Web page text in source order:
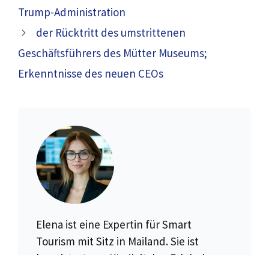
Trump-Administration
der Rücktritt des umstrittenen
Geschäftsführers des Mütter Museums;
Erkenntnisse des neuen CEOs
Elena ist eine Expertin für Smart
Tourism mit Sitz in Mailand. Sie ist